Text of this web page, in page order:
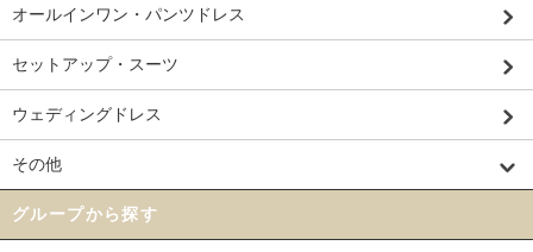
オールインワン・パンツドレス
セットアップ・スーツ
ウェディングドレス
その他
グループから探す